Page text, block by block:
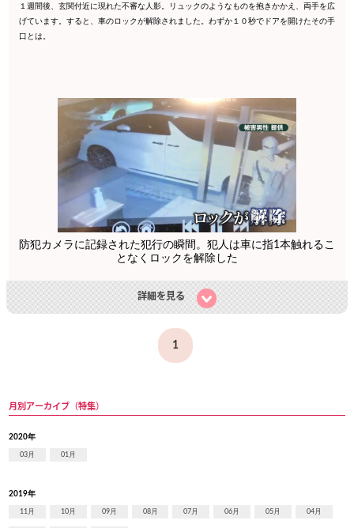
１週間後、玄関付近に現れた不審な人影。リュックのようなものを抱きかかえ、両手を広
げています。すると、車のロックが解除されました。わずか１０秒でドアを開けたその手
口とは。
防犯カメラに記録された犯行の瞬間。犯人は車に指1本触れるこ
となくロックを解除した
詳細を見る
1
月別アーカイブ（特集）
2020年
03月 01月
2019年
11月 10月 09月 08月 07月 06月 05月 04月